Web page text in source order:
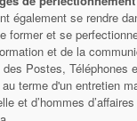
également se rendre
former et se
et de la
Postes, Téléphones
terme d'un entretien
et d’hommes